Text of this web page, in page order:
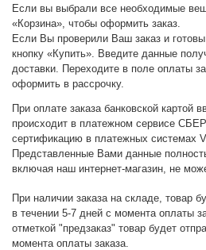
Если вы выбрали все необходимые
«Корзина», чтобы оформить заказ.
Если Вы проверили Ваш заказ и
кнопку «Купить». Введите данные
доставки. Переходите в поле оплаты
оформить в рассрочку.
При оплате заказа банковской картой
происходит в платежном сервисе
сертификацию в платежных системах
Представленные Вами данные
включая наш интернет-магазин, не
При наличии заказа на складе, товар
в течении 5-7 дней с момента оплаты
отметкой "предзаказ" товар будет
момента оплаты заказа.